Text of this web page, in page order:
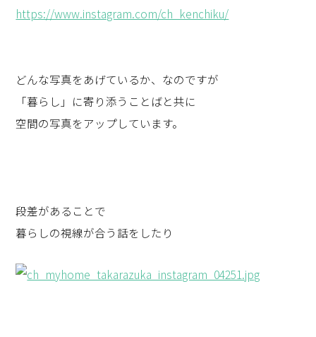
https://www.instagram.com/ch_kenchiku/
どんな写真をあげているか、なのですが
「暮らし」に寄り添うことばと共に
空間の写真をアップしています。
段差があることで
暮らしの視線が合う話をしたり